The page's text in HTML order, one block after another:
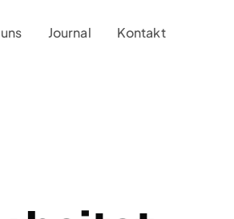
Journal Kontakt